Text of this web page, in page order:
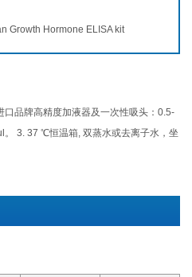
Growth Hormone ELISA kit
品牌高精度加液器及一次性吸头：0.5-
3. 37 ℃恒温箱, 双蒸水或去离子水，坐